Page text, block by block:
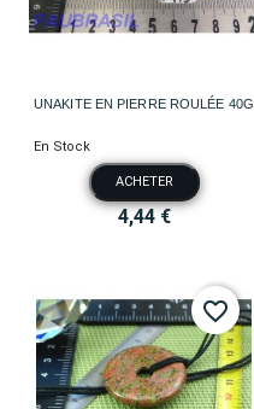
UNAKITE EN PIERRE ROULÉE 40G
En Stock
ACHETER
4,44 €
favorite_border